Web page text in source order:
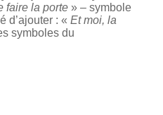
faire la porte» – symbole
d’ajouter : « Et moi, la
symboles du